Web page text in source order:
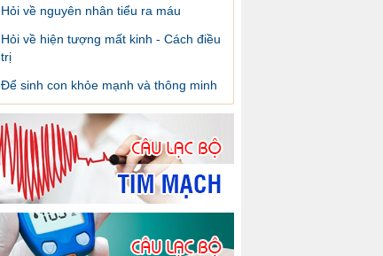
Hỏi về nguyên nhân tiểu ra máu
Hỏi về hiện tượng mất kinh - Cách điều
trị
Để sinh con khỏe mạnh và thông minh